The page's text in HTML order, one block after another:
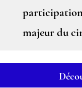
participation
majeur du